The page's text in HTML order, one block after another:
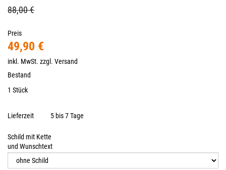
88,00 €
Preis
49,90 €
inkl. MwSt. zzgl. Versand
Bestand
1 Stück
Lieferzeit 5 bis 7 Tage
Schild mit Kette
und Wunschtext